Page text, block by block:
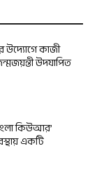
উদ্যোগে কাজী
উদযাপিত
কিউআর’
একটি